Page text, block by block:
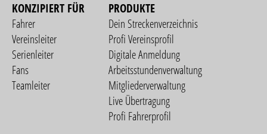
KONZIPIERT FÜR
Fahrer
Vereinsleiter
Serienleiter
Fans
Teamleiter
PRODUKTE
Dein Streckenverzeichnis
Profi Vereinsprofil
Digitale Anmeldung
Arbeitsstundenverwaltung
Mitgliederverwaltung
Live Übertragung
Profi Fahrerprofil